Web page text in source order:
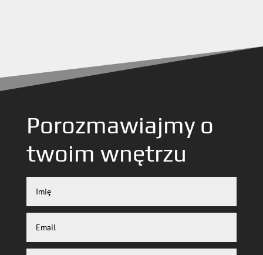
Porozmawiajmy o
twoim wnętrzu